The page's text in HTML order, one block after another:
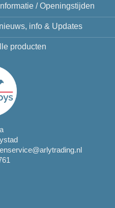
/ Openingstijden
info & Updates
producten